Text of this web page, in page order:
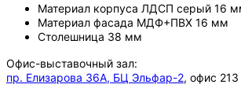
Материал корпуса ЛДСП серый 16
Материал фасада МДФ+ПВХ 16 мм
Столешница 38 мм
Офис-выставочный зал:
пр. Елизарова 36А, БЦ Эльфар-2, офис